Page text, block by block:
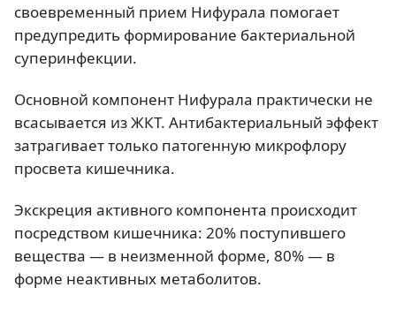
своевременный прием Нифурала помогает
предупредить формирование бактериальной
суперинфекции.
Основной компонент Нифурала практически не
всасывается из ЖКТ. Антибактериальный эффект
затрагивает только патогенную микрофлору
просвета кишечника.
Экскреция активного компонента происходит
посредством кишечника: 20% поступившего
вещества — в неизменной форме, 80% — в
форме неактивных метаболитов.